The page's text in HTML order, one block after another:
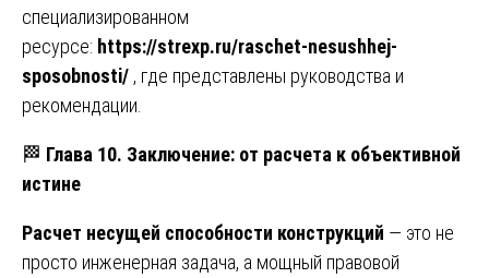
специализированном
ресурсе: https://strexp.ru/raschet-nesushhej-
sposobnosti/ , где представлены руководства и
рекомендации.
🏁 Глава 10. Заключение: от расчета к объективной
истине
Расчет несущей способности конструкций — это не
просто инженерная задача, а мощный правовой